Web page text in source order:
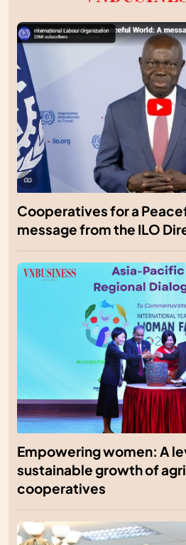
Cooperatives for a
message from the ILO
Empowering women: A
sustainable growth of
cooperatives